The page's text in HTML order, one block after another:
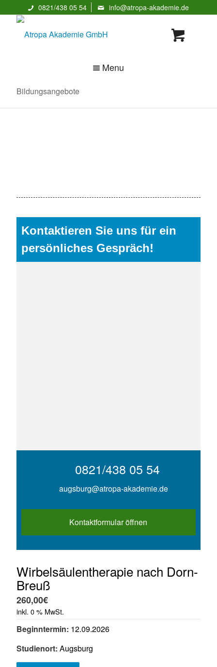
0821/438 05 54 info@atropa-akademie.de
Menu
Bildungsangebote
Kontaktieren Sie uns für ein
persönliches Gespräch!
0821/438 05 54
augsburg@atropa-akademie.de
Kontaktformular öffnen
Wirbelsäulentherapie nach Dorn-
Breuß
260,00€
inkl. 0 % MwSt.
Beginntermin: 12.09.2026
Studienort: Augsburg